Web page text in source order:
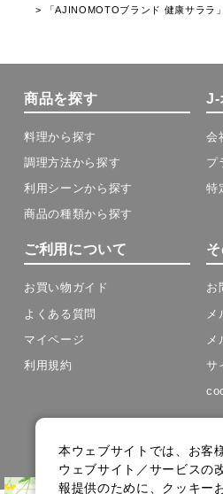
「AJINOMOTOブランド 健康サララ
商品を探す
料理から探す
調理方法から探す
利用シーンから探す
商品の種類から探す
J-
会
プ
特
ご利用について
お買い物ガイド
よくある質問
マイページ
利用規約
お
メ
メ
サ
本ウェブサイトでは、お客
ウェブサイト／サービスの
報提供のために、クッキー